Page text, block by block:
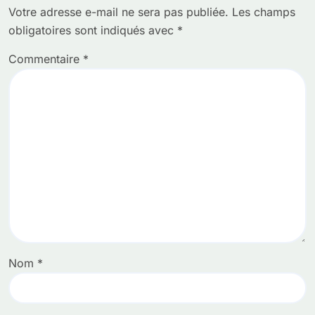
Votre adresse e-mail ne sera pas publiée. Les champs
obligatoires sont indiqués avec *
Commentaire *
Nom *